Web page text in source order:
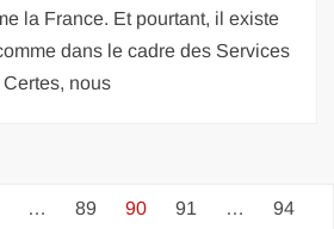
la France. Et pourtant, il existe
dans le cadre des Services
nous
… 89 90 91 … 94